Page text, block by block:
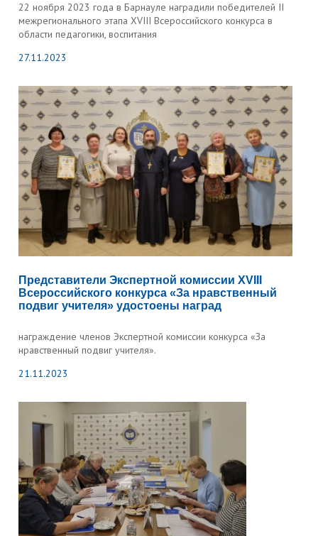
22 ноября 2023 года в Барнауле наградили победителей II
межрегионального этапа XVIII Всероссийского конкурса в
области педагогики, воспитания
27.11.2023
Представители Экспертной комиссии XVIII
Всероссийского конкурса «За нравственный
подвиг учителя» удостоены наград
награждение членов Экспертной комиссии конкурса «За
нравственный подвиг учителя».
21.11.2023